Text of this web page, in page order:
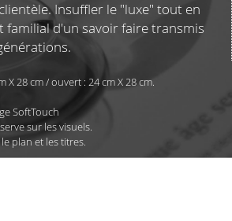
Insuffler le "luxe" tout en
familial d'un savoir faire transmis
X 28 cm /ouvert : 24 cm X 28 cm.
SoftTouch
sur les visuels.
plan et les titres.